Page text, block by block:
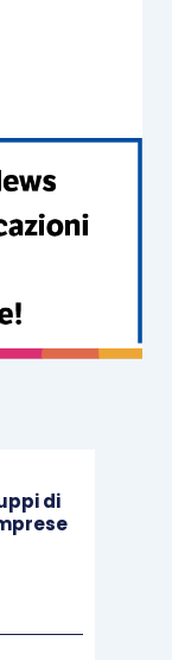
imposte
caso della
il valore
delle
e non sul
i conti con
la
di